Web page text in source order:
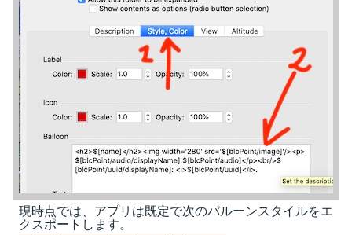
現時点では、アプリは既定で次のバルーンスタイルをエ
クスポートします。